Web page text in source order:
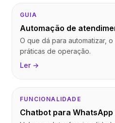
GUIA
Automação de
O que dá para automatizar,
práticas de operação.
Ler →
FUNCIONALIDADE
Chatbot para WhatsApp